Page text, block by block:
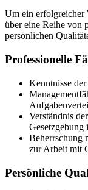
Um ein erfolgreicher
über eine Reihe von
persönlichen
Professionelle
Kenntnisse
Verständnis
Gesetzgebung
Beherrschung
zur Arbeit mit
Persönliche